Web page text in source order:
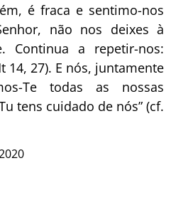
é fraca e sentimo-nos
não nos deixes à
Continua a repetir-nos:
14, 27). E nós, juntamente
Te todas as nossas
tens cuidado de nós” (cf.